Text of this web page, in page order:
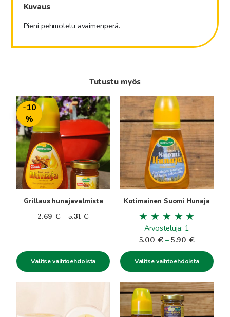
Kuvaus
Pieni pehmolelu avaimenperä.
Tutustu myös
-10
%
Grillaus hunajavalmiste
2.69 € – 5.31 €Hintaluokka:
5.31€
Valitse vaihtoehdoista
Tällä
tuotteella
on
useampi
muunnelma.
Voit
tehdä
valinnat
Kotimainen Suomi Hunaja
Arvosteluja: 1
5.00 € – 5.90 €
5.00€
-
Valitse vaihtoehdoista
Tällä
tuotteella
on
useampi
muunnelma.
Voit
tehdä
valinnat
Tällä
tuotteella
on